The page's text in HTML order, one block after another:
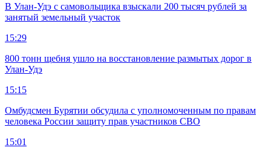
В Улан-Удэ с самовольщика взыскали 200 тысяч рублей за
занятый земельный участок
15:29
800 тонн щебня ушло на восстановление размытых дорог в
Улан-Удэ
15:15
Омбудсмен Бурятии обсудила с уполномоченным по правам
человека России защиту прав участников СВО
15:01